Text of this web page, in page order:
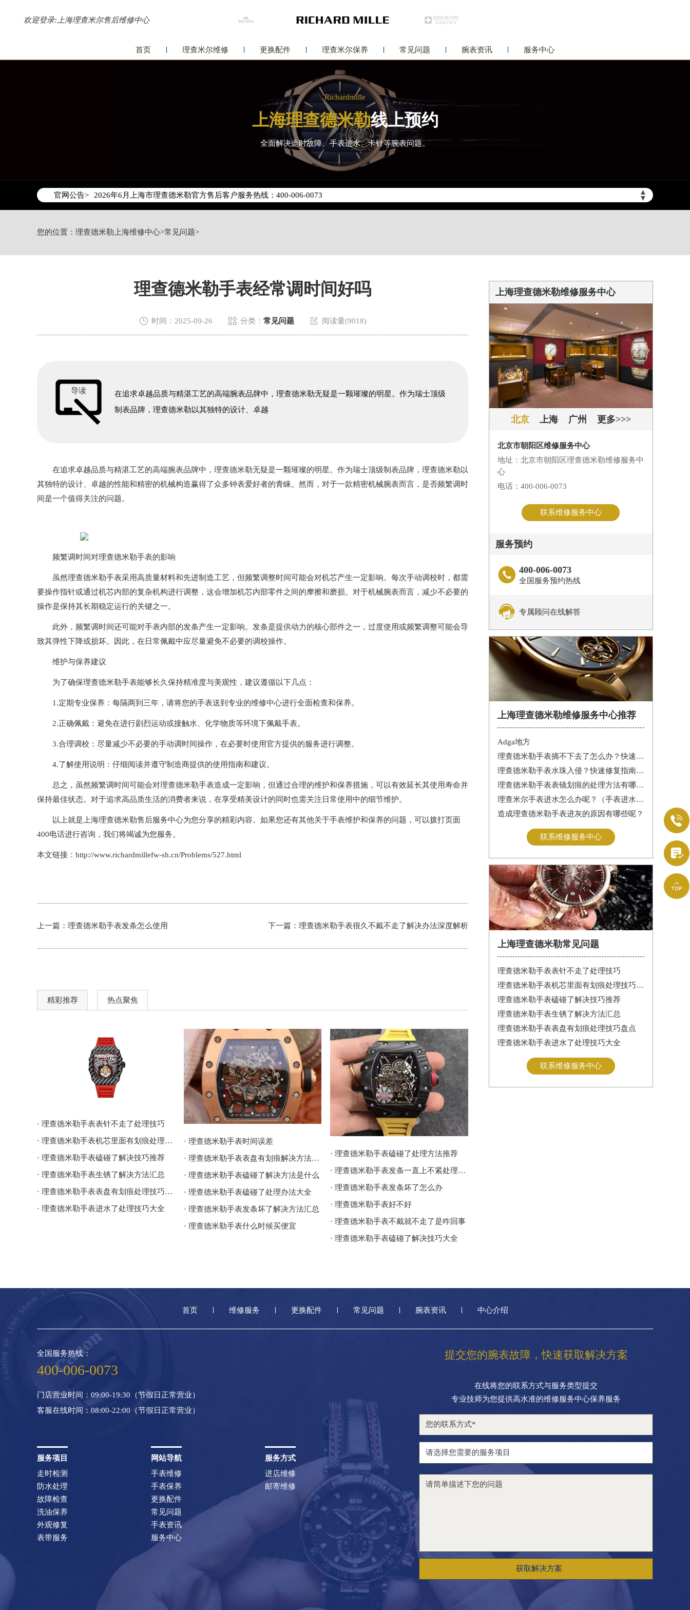
欢迎登录: 上海理查米尔售后维修中心
首页 理查米尔维修 更换配件 理查米尔保养 常见问题 腕表资讯 服务中心
Richardmille
上海理查德米勒线上预约
全面解决走时故障、手表进水、卡针等腕表问题。
官网公告> ▲
▼
2026年6月上海市理查德米勒官方售后客户服务热线：400-006-0073
2026年6月理查德米勒售后服务中心最新网点地址：
上海市徐汇区虹桥路3号港汇中心写字楼2座37层3705室（需提前预约）
上海市黄浦区南京东路299号宏伊国际广场写字楼8层806室理查德米勒售后服务中心（需提前预约）
您的位置： 理查德米勒上海维修中心>常见问题>
理查德米勒手表经常调时间好吗
 时间：2025-09-26  分类： 常见问题  阅读量(9018)
导读
在追求卓越品质与精湛工艺的高端腕表品牌中，理查德米勒无疑是一颗璀璨的明星。作为瑞士顶级
制表品牌，理查德米勒以其独特的设计、卓越
在追求卓越品质与精湛工艺的高端腕表品牌中，理查德米勒无疑是一颗璀璨的明星。作为瑞士顶级制表品牌，理查德米勒以
其独特的设计、卓越的性能和精密的机械构造赢得了众多钟表爱好者的青睐。然而，对于一款精密机械腕表而言，是否频繁调时
间是一个值得关注的问题。
频繁调时间对理查德米勒手表的影响
虽然理查德米勒手表采用高质量材料和先进制造工艺，但频繁调整时间可能会对机芯产生一定影响。每次手动调校时，都需
要操作指针或通过机芯内部的复杂机构进行调整，这会增加机芯内部零件之间的摩擦和磨损。对于机械腕表而言，减少不必要的
操作是保持其长期稳定运行的关键之一。
此外，频繁调时间还可能对手表内部的发条产生一定影响。发条是提供动力的核心部件之一，过度使用或频繁调整可能会导
致其弹性下降或损坏。因此，在日常佩戴中应尽量避免不必要的调校操作。
维护与保养建议
为了确保理查德米勒手表能够长久保持精准度与美观性，建议遵循以下几点：
1.定期专业保养：每隔两到三年，请将您的手表送到专业的维修中心进行全面检查和保养。
2.正确佩戴：避免在进行剧烈运动或接触水、化学物质等环境下佩戴手表。
3.合理调校：尽量减少不必要的手动调时间操作，在必要时使用官方提供的服务进行调整。
4.了解使用说明：仔细阅读并遵守制造商提供的使用指南和建议。
总之，虽然频繁调时间可能会对理查德米勒手表造成一定影响，但通过合理的维护和保养措施，可以有效延长其使用寿命并
保持最佳状态。对于追求高品质生活的消费者来说，在享受精美设计的同时也需关注日常使用中的细节维护。
以上就是 上海理查德米勒售后服务中心为您分享的精彩内容。如果您还有其他关于手表维护和保养的问题，可以拨打页面
400电话进行咨询，我们将竭诚为您服务。
本文链接：http://www.richardmillefw-sh.cn/Problems/527.html
上一篇： 理查德米勒手表发条怎么使用 下一篇： 理查德米勒手表很久不戴不走了解决办法深度解析
精彩推荐 热点聚焦
· 理查德米勒手表表针不走了处理技巧
· 理查德米勒手表机芯里面有划痕处理技巧深度解析
· 理查德米勒手表磕碰了解决技巧推荐
· 理查德米勒手表生锈了解决方法汇总
· 理查德米勒手表表盘有划痕处理技巧盘点
· 理查德米勒手表进水了处理技巧大全
· 理查德米勒手表时间误差
· 理查德米勒手表表盘有划痕解决方法大全
· 理查德米勒手表磕碰了解决方法是什么
· 理查德米勒手表磕碰了处理办法大全
· 理查德米勒手表发条坏了解决方法汇总
· 理查德米勒手表什么时候买便宜
· 理查德米勒手表磕碰了处理方法推荐
· 理查德米勒手表发条一直上不紧处理技巧深度解析
· 理查德米勒手表发条坏了怎么办
· 理查德米勒手表好不好
· 理查德米勒手表不戴就不走了是咋回事
· 理查德米勒手表磕碰了解决技巧大全
上海理查德米勒维修服务中心
北京 上海 广州 更多>>>
北京市朝阳区维修服务中心
地址：北京市朝阳区理查德米勒维修服务中
心
电话：400-006-0073
联系维修服务中心
服务预约
 400-006-0073
全国服务预约热线
 专属顾问在线解答
上海理查德米勒维修服务中心推荐
Adga地方
理查德米勒手表摘不下去了怎么办？快速解决方法与专业建议
理查德米勒手表水珠入侵？快速修复指南助您手表重焕新生
理查德米勒手表表镜划痕的处理方法有哪些呢？
理查米尔手表进水怎么办呢？（手表进水的处理方法）
造成理查德米勒手表进灰的原因有哪些呢？
联系维修服务中心
上海理查德米勒常见问题
理查德米勒手表表针不走了处理技巧
理查德米勒手表机芯里面有划痕处理技巧深度解析
理查德米勒手表磕碰了解决技巧推荐
理查德米勒手表生锈了解决方法汇总
理查德米勒手表表盘有划痕处理技巧盘点
理查德米勒手表进水了处理技巧大全
联系维修服务中心
首页 维修服务 更换配件 常见问题 腕表资讯 中心介绍
提交您的腕表故障，快速获取解决方案
在线将您的联系方式与服务类型提交
专业技师为您提供高水准的维修服务中心保养服务
获取解决方案
全国服务热线：
400-006-0073
门店营业时间：09:00-19:30（节假日正常营业）
客服在线时间：08:00-22:00（节假日正常营业）
服务项目
走时检测
防水处理
故障检查
洗油保养
外观修复
表带服务
网站导航
手表维修
手表保养
更换配件
常见问题
手表资讯
服务中心
服务方式
进店维修
邮寄维修


